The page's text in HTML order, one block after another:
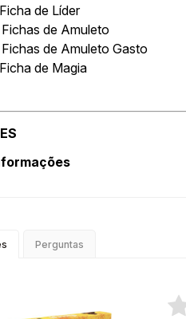
de Líder
de Amuleto
de Amuleto Gasto
de Magia
Perguntas